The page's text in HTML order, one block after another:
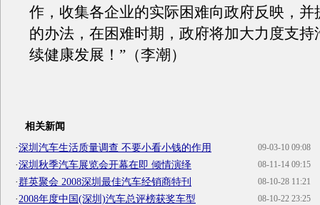
作，收集各企业的实际困难向政府反映，并
的办法，在困难时期，政府将加大力度支持
续健康发展！”（李潮）
相关新闻
09-03-10 09:08
·深圳汽车生活质量调查 不要小看小钱的作用
08-11-14 09:15
·深圳秋季汽车展览会开幕在即 倾情演绎
08-10-28 11:21
·群英聚会 2008深圳最佳汽车经销商特刊
08-10-22 23:25
·2008年度中国(深圳)汽车总评榜获奖车型